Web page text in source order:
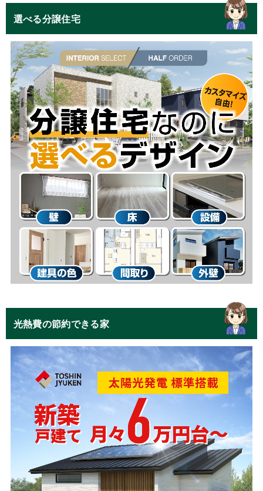
選べる分譲住宅
光熱費の節約できる家